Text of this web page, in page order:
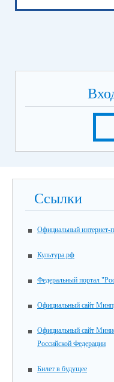
Ссылки
Официальный интернет-
Культура.рф
Федеральный портал
Официальный сайт
Официальный сайт
Российской Федерации
Билет в будущее